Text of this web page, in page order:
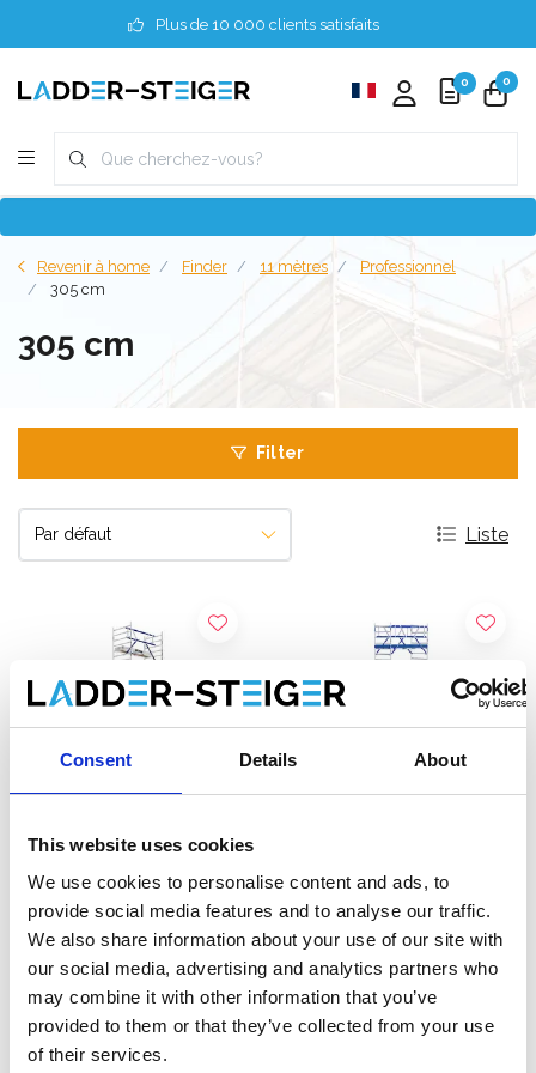
Consent Details About
This website uses cookies
We use cookies to personalise content and ads, to
provide social media features and to analyse our traffic.
We also share information about your use of our site with
our social media, advertising and analytics partners who
may combine it with other information that you’ve
provided to them or that they’ve collected from your use
of their services.
Plus de 10 000 clients satisfaits
0 0
Revenir à home Finder 11 mètres
Professionnel
305 cm
305 cm
Filter
Liste
Échafaudage roulant ASC
AGS Pro single 135 x 305 x
11,2 m hauteur travail
€4.539,00 €5.625,68
Afficher le produit
Échafaudage roulant ASC
AGS Pro double 135 x 305
x 11,2 m hauteur travail
€5.289,00 €6.553,05